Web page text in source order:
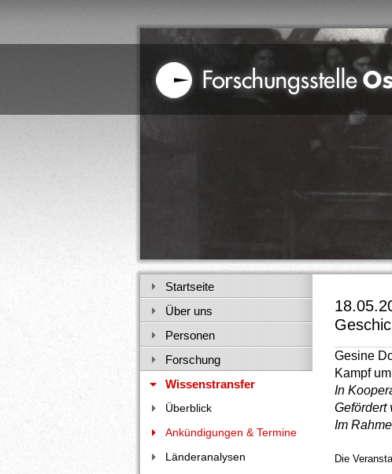
Gesine
Kampf
In
Gefördert
Im
Die
Startseite
Über uns
Personen
Forschung
Wissenstransfer
Überblick
Ankündigungen & Termine
Länderanalysen